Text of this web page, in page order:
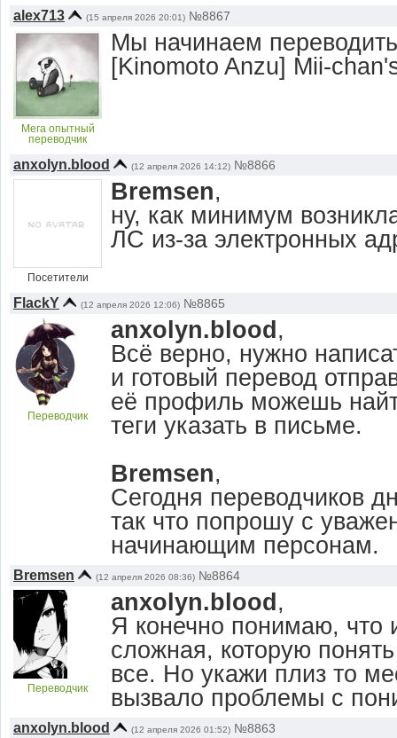
alex713 (15 апреля 2026 20:01) №8867
Мега опытный
переводчик
Мы начинаем переводить
[Kinomoto Anzu] Mii-
anxolyn.blood (12 апреля 2026 14:12) №8866
Посетители
Bremsen,
ну, как минимум
ЛС из-за электронных
FlaсkY (12 апреля 2026 12:06) №8865
Переводчик
anxolyn.blood,
Всё верно, нужно
и готовый перевод
её профиль можешь
теги указать в письме.
Bremsen,
Сегодня переводчиков
так что попрошу с
начинающим персонам.
Bremsen (12 апреля 2026 08:36) №8864
Переводчик
anxolyn.blood,
Я конечно понимаю, что
сложная, которую
все. Но укажи плиз то
вызвало проблемы с
anxolyn.blood (12 апреля 2026 01:52) №8863